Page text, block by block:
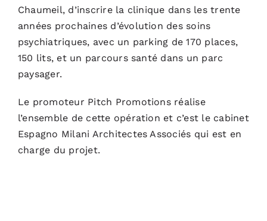
Chaumeil, d’inscrire la clinique dans les trente
années prochaines d’évolution des soins
psychiatriques, avec un parking de 170 places,
150 lits, et un parcours santé dans un parc
paysager.
Le promoteur Pitch Promotionsréalise
l’ensemble de cette opération et c’est le cabinet
Espagno Milani Architectes Associés qui est en
charge du projet.